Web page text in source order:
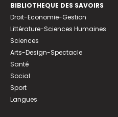
BIBLIOTHEQUE DES SAVOIRS
Droit-Economie-Gestion
Littérature-Sciences Humaines
Sciences
Arts-Design-Spectacle
Santé
Social
Sport
Langues